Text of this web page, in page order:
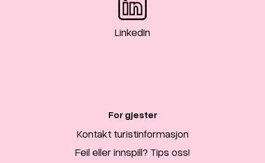
LinkedIn
For gjester
Kontakt turistinformasjon
Feil eller innspill? Tips oss!